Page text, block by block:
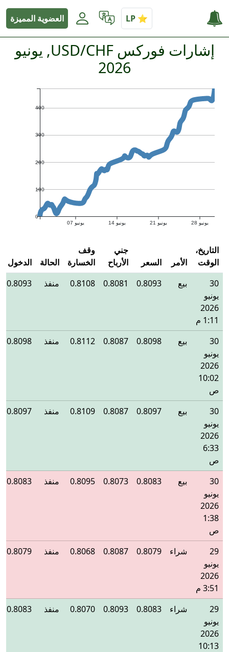
العضوية المميزة
إشارات فوركس USD/CHF, يونيو
2026
يونيو 07 يونيو 14 يونيو 21 يونيو 28
0
100
200
300
400
التاريخ،
الوقت
الأمر السعر
جني
الأرباح
وقف
الخسارة
الحالة
الدخول
30
يونيو
2026
1:11 م
بيع 0.8093
0.8081
0.8108 منفذ 0.8093
30
يونيو
2026
10:02
ص
بيع 0.8098
0.8087
0.8112 منفذ 0.8098
30
يونيو
2026
6:33
ص
بيع 0.8097
0.8087
0.8109 منفذ 0.8097
30
يونيو
2026
1:38
ص
بيع 0.8083
0.8073
0.8095 منفذ 0.8083
29
يونيو
2026
3:51 م
شراء 0.8079
0.8087
0.8068 منفذ 0.8079
29
يونيو
2026
10:13
شراء 0.8083
0.8093
0.8070 منفذ 0.8083